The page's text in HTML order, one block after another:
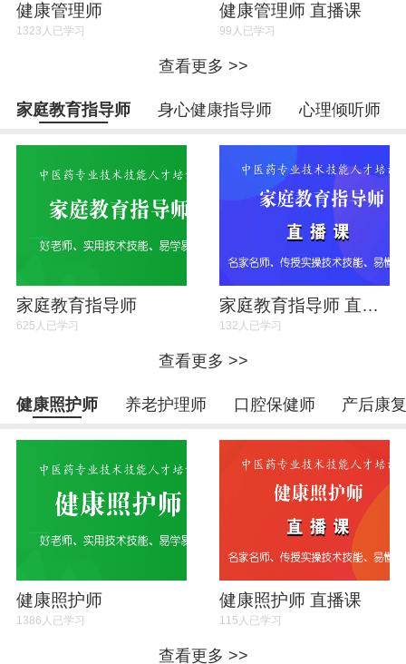
健康管理师
1323人已学习
健康管理师 直播课
99人已学习
查看更多 >>
家庭教育指导师 身心健康指导师 心理倾听师
家庭教育指导师
625人已学习
家庭教育指导师 直播课
132人已学习
查看更多 >>
健康照护师 养老护理师 口腔保健师 产后康
健康照护师
1386人已学习
健康照护师 直播课
115人已学习
查看更多 >>